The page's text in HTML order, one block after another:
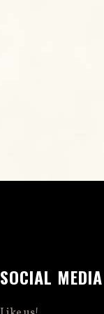
SOCIAL MEDIA